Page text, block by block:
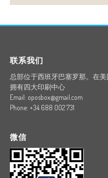
联系我们
总部位于西班牙巴塞罗那。在
拥有四大印刷中心
Email: oposbox@gmail.com
Phone: +34 688 002 731
微信